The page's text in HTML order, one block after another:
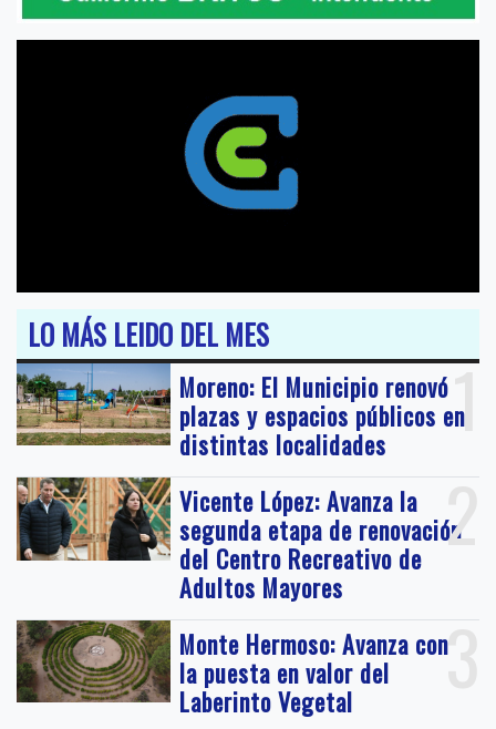
LO MÁS LEIDO DEL MES
1
Moreno: El Municipio renovó
plazas y espacios públicos en
distintas localidades
2
Vicente López: Avanza la
segunda etapa de renovación
del Centro Recreativo de
Adultos Mayores
3
Monte Hermoso: Avanza con
la puesta en valor del
Laberinto Vegetal